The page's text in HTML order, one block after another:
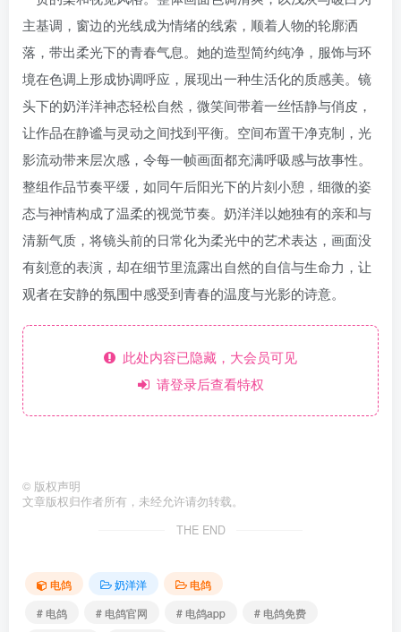
主基调，窗边的光线成为情绪的线索，顺着人物的轮廓洒
落，带出柔光下的青春气息。她的造型简约纯净，服饰与环
境在色调上形成协调呼应，展现出一种生活化的质感美。镜
头下的奶洋洋神态轻松自然，微笑间带着一丝恬静与俏皮，
让作品在静谧与灵动之间找到平衡。空间布置干净克制，光
影流动带来层次感，令每一帧画面都充满呼吸感与故事性。
整组作品节奏平缓，如同午后阳光下的片刻小憩，细微的姿
态与神情构成了温柔的视觉节奏。奶洋洋以她独有的亲和与
清新气质，将镜头前的日常化为柔光中的艺术表达，画面没
有刻意的表演，却在细节里流露出自然的自信与生命力，让
观者在安静的氛围中感受到青春的温度与光影的诗意。
此处内容已隐藏，大会员可见
请登录后查看特权
© 版权声明
文章版权归作者所有，未经允许请勿转载。
THE END
电鸽 奶洋洋
电鸽
# 电鸽
# 电鸽官网 # 电鸽app
# 电鸽免费